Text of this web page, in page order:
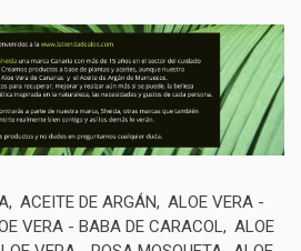
ACEITE DE ARGÁN
ALOE VERA -
VERA - BABA DE CARACOL ALOE